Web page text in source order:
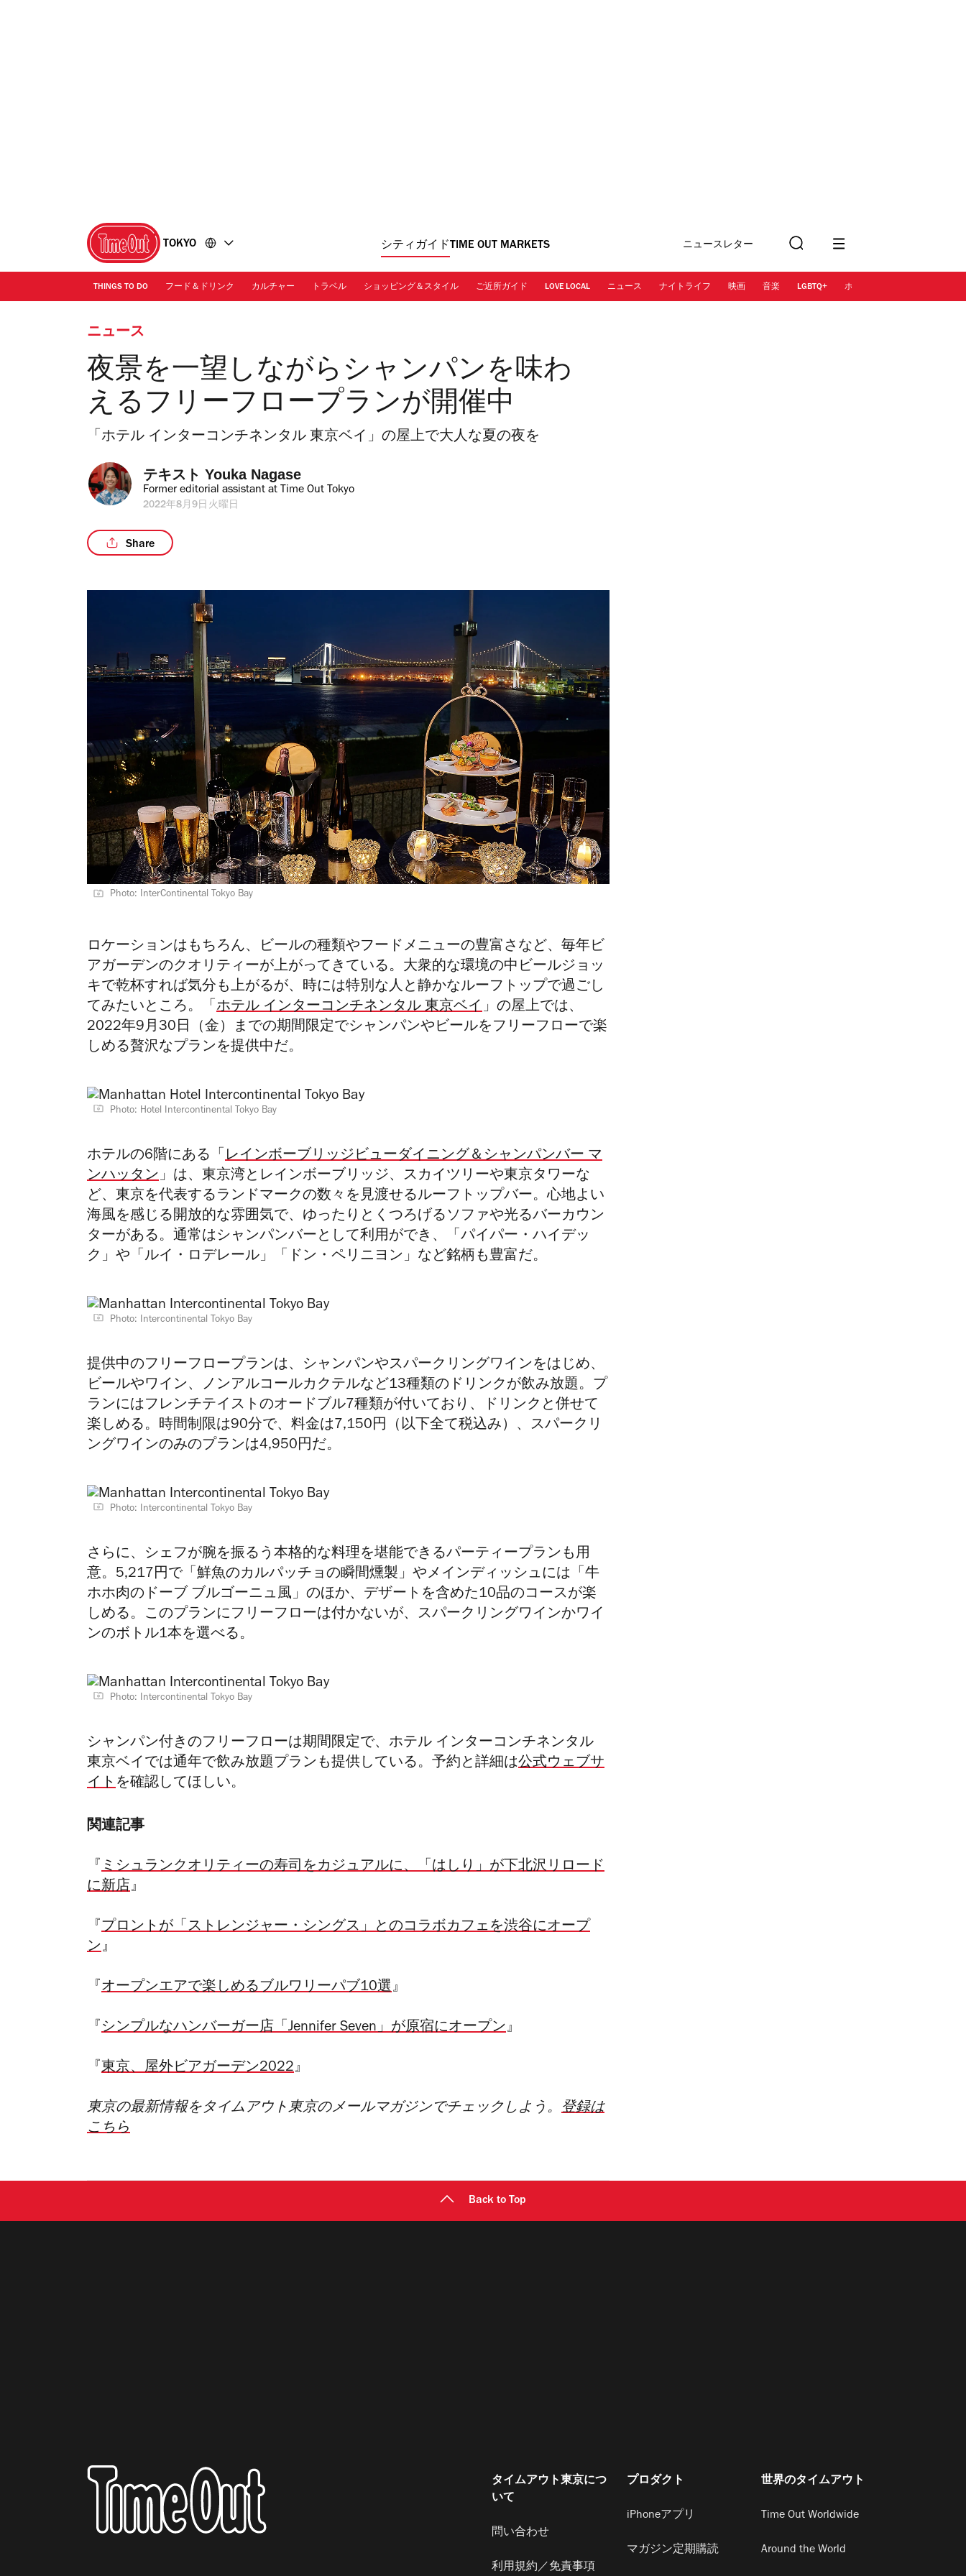
TOKYO シティガイド TIME OUT MARKETS ニュースレター
に登録
索
THINGS TO DO フード＆ドリンク カルチャー トラベル ショッピング＆スタイル ご近所ガイド LOVE LOCAL ニュース ナイトライフ 映画 音楽 LGBTQ+ ホテル
ニュース
夜景を一望しながらシャンパンを味わ
えるフリーフロープランが開催中
「ホテル インターコンチネンタル 東京ベイ」の屋上で大人な夏の夜を
テキスト Youka Nagase
Former editorial assistant at Time Out Tokyo
2022年8月9日火曜日
Share
Photo: InterContinental Tokyo Bay
ロケーションはもちろん、ビールの種類やフードメニューの豊富さなど、毎年ビ
アガーデンのクオリティーが上がってきている。大衆的な環境の中ビールジョッ
キで乾杯すれば気分も上がるが、時には特別な人と静かなルーフトップで過ごし
てみたいところ。「 ホテル インターコンチネンタル 東京ベイ」の屋上では、
2022年9月30日（金）までの期間限定でシャンパンやビールをフリーフローで楽
しめる贅沢なプランを提供中だ。
Photo: Hotel Intercontinental Tokyo Bay
ホテルの6階にある「 レインボーブリッジビューダイニング＆シャンパンバー マ
ンハッタン」は、東京湾とレインボーブリッジ、スカイツリーや東京タワーな
ど、東京を代表するランドマークの数々を見渡せるルーフトップバー。心地よい
海風を感じる開放的な雰囲気で、ゆったりとくつろげるソファや光るバーカウン
ターがある。通常はシャンパンバーとして利用ができ、「パイパー・ハイデッ
ク」や「ルイ・ロデレール」「ドン・ペリニヨン」など 銘柄も豊富だ。
Photo: Intercontinental Tokyo Bay
提供中のフリーフロープランは、シャンパンやスパークリングワインをはじめ、
ビールやワイン、ノンアルコールカクテルなど13種類のドリンクが飲み放題。プ
ランにはフレンチテイストのオードブル7種類が付いており、ドリンクと併せて
楽しめる。時間制限は90分で、料金は 7,150円（以下全て税込み）、 スパークリ
ングワインのみのプランは4,950円だ。
Photo: Intercontinental Tokyo Bay
さらに、シェフが腕を振るう本格的な料理を堪能できるパーティープランも用
意。5,217円で「鮮魚のカルパッチョの瞬間燻製」やメインディッシュには 「牛
ホホ肉のドーブ ブルゴーニュ風」のほか、デザートを含めた10品のコースが楽
しめる。このプランにフリーフローは付かないが、スパークリングワインかワイ
ンのボトル1本を選べる。
Photo: Intercontinental Tokyo Bay
シャンパン付きのフリーフローは期間限定で、ホテル インターコンチネンタル
東京ベイでは通年で飲み放題プランも提供している。予約と詳細は公式ウェブサ
イトを確認してほしい。
関連記事
『 ミシュランクオリティーの寿司をカジュアルに、「はしり」が下北沢リロード
に新店』
『 プロントが「ストレンジャー・シングス」とのコラボカフェを渋谷にオープ
ン』
『 オープンエアで楽しめるブルワリーパブ10選』
『 シンプルなハンバーガー店「Jennifer Seven」が原宿にオープン』
『 東京、屋外ビアガーデン2022』
東京の最新情報をタイムアウト東京のメールマガジンでチェックしよう。 登録は
こちら
Back to Top
タイムアウト東京につ
いて
問い合わせ
利用規約／免責事項
プロダクト
iPhoneアプリ
マガジン定期購読
世界のタイムアウト
Time Out Worldwide
Around the World